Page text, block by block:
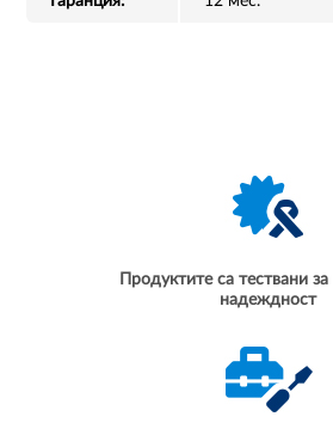
Продуктите са тествани
надеждност